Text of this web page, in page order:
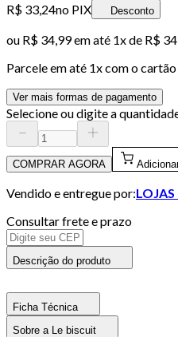
R$ 33,24no PIX Desconto
ou R$ 34,99em até 1x de R$
Parcele em até 1x com o cartão
Ver mais formas de pagamento
Selecione ou digite a
COMPRAR AGORA
Vendido e entregue por:LOJAS
Consultar frete e prazo
Descrição do produto
Ficha Técnica
Sobre a Le biscuit